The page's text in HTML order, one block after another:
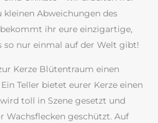
kleinen Abweichungen des
ihr eure einzigartige,
so nur einmal auf der Welt gibt!
Kerze Blütentraum einen
Teller bietet eurer Kerze einen
toll in Szene gesetzt und
Wachsflecken geschützt. Auf